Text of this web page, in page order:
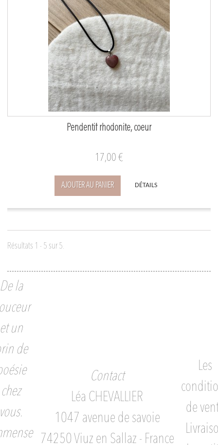
Pendentif rhodonite, coeur
17,00 €
AJOUTER AU PANIER DÉTAILS
Résultats 1 - 5 sur 5.
la
un
de
chez
Contact
Léa CHEVALLIER
1047 avenue de savoie
74250 Viuz en Sallaz - France
Les
de